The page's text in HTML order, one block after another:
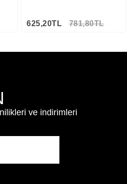
625,20TL 781,80TL
ve indirimleri